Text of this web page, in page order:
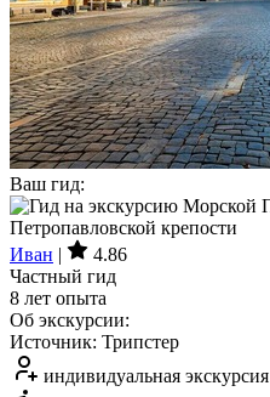
Ваш гид:
Иван |
4.86
Частный гид
8 лет опыта
Об экскурсии:
Источник: Трипстер
индивидуальная экскурсия